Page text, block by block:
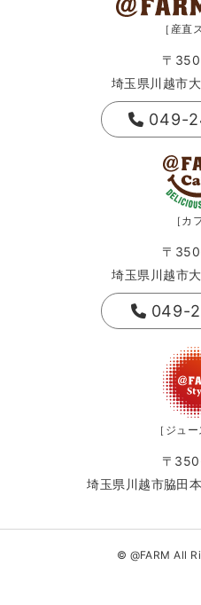
［産直
〒
埼玉県川越市
049-
［カ
〒
埼玉県川越市
049-
［ジュ
〒
埼玉県川越市脇田
© @FARM All